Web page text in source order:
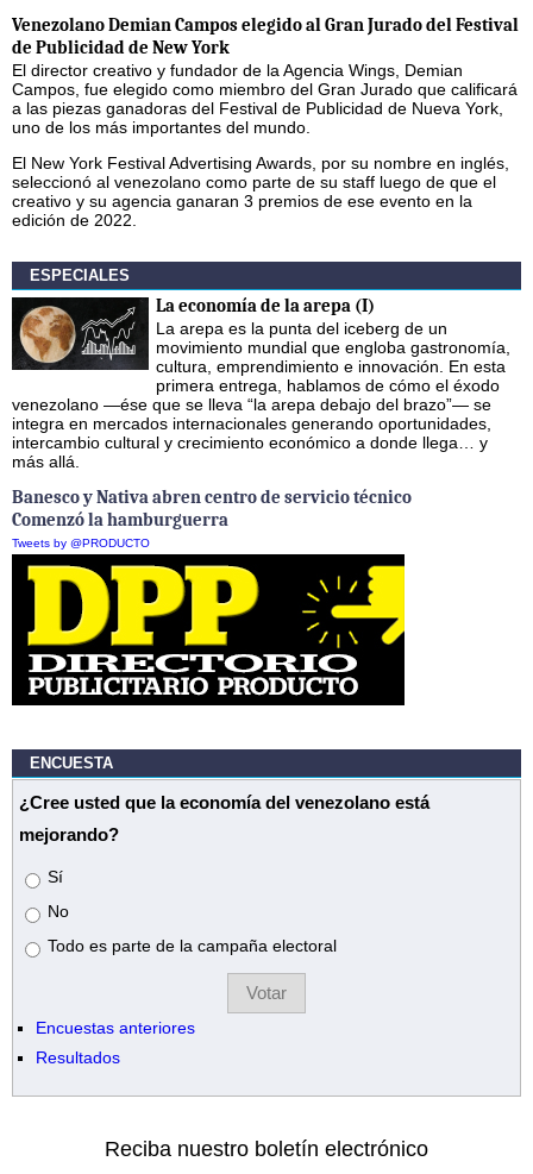
Venezolano Demian Campos elegido al Gran Jurado del Festival
de Publicidad de New York
El director creativo y fundador de la Agencia Wings, Demian
Campos, fue elegido como miembro del Gran Jurado que calificará
a las piezas ganadoras del Festival de Publicidad de Nueva York,
uno de los más importantes del mundo.
El New York Festival Advertising Awards, por su nombre en inglés,
seleccionó al venezolano como parte de su staff luego de que el
creativo y su agencia ganaran 3 premios de ese evento en la
edición de 2022.
ESPECIALES
La economía de la arepa (I)
La arepa es la punta del iceberg de un
movimiento mundial que engloba gastronomía,
cultura, emprendimiento e innovación. En esta
primera entrega, hablamos de cómo el éxodo
venezolano —ése que se lleva “la arepa debajo del brazo”— se
integra en mercados internacionales generando oportunidades,
intercambio cultural y crecimiento económico a donde llega… y
más allá.
Banesco y Nativa abren centro de servicio técnico
Comenzó la hamburguerra
Tweets by @PRODUCTO
ENCUESTA
¿Cree usted que la economía del venezolano está
mejorando?
Opciones
Sí
No
Todo es parte de la campaña electoral
Encuestas anteriores
Resultados
Reciba nuestro boletín electrónico